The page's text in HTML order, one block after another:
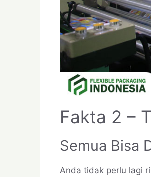
Fakta 2 –
Semua Bisa
Anda tidak perlu lagi